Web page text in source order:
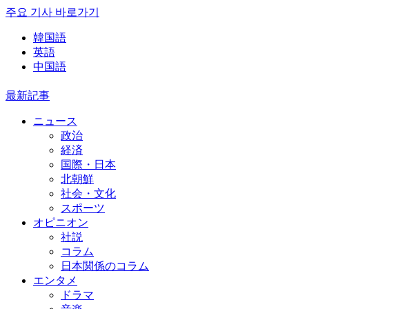
주요 기사 바로가기
韓国語
英語
中国語
最新記事
ニュース
政治
経済
国際・日本
北朝鮮
社会・文化
スポーツ
オピニオン
社説
コラム
日本関係のコラム
エンタメ
ドラマ